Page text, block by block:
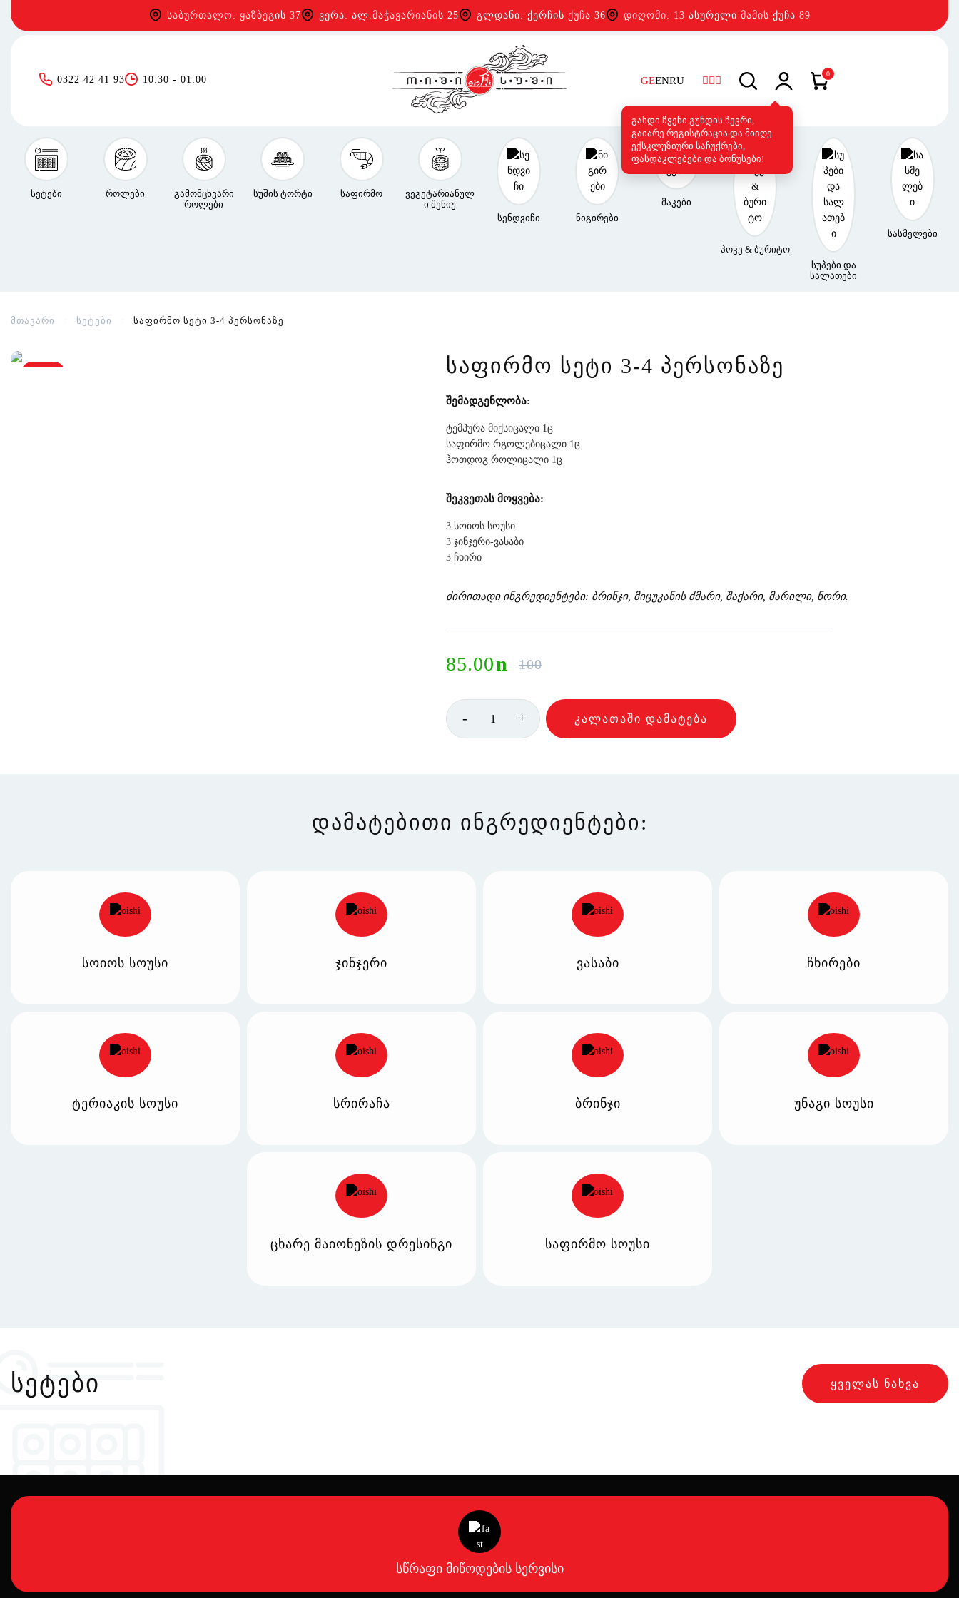
საბურთალო: ყაზბეგის 37 ვერა: ალ.მაჭავარიანის 25 გლდანი: ქერჩის ქუჩა 36 დიღომი: 13 ასურელი მამის ქუჩა 89
0322 42 41 93 10:30 - 01:00 GEENRU
გახდი ჩვენი გუნდის წევრი,
გაიარე რეგისტრაცია და მიიღე
ექსკლუზიური საჩუქრები,
ფასდაკლებები და ბონუსები!
0
სეტები როლები
გამომცხვარი
როლები
სუშის ტორტი საფირმო
ვეგეტარიანულ
ი მენიუ
სენდვიჩი
ნიგირები
მაკები
პოკე & ბურიტო
სუპები და
სალათები
სასმელები
მთავარი სეტები საფირმო სეტი 3-4 პერსონაზე
ᲡᲐᲤᲘᲠᲛᲝ ᲡᲔᲢᲘ 3-4 ᲞᲔᲠᲡᲝᲜᲐᲖᲔ
შემადგენლობა:
ტემპურა მიქსიცალი 1ც
საფირმო რგოლებიცალი 1ც
ჰოთდოგ როლიცალი 1ც
შეკვეთას მოყვება:
3 სოიოს სოუსი
3 ჯინჯერი-ვასაბი
3 ჩხირი
ძირითადი ინგრედიენტები: ბრინჯი, მიცუკანის ძმარი, შაქარი, მარილი, ნორი.
85.00n 100
- 1 + ᲙᲐᲚᲐᲗᲐᲨᲘ ᲓᲐᲛᲐᲢᲔᲑᲐ
ᲓᲐᲛᲐᲢᲔᲑᲘᲗᲘ ᲘᲜᲒᲠᲔᲓᲘᲔᲜᲢᲔᲑᲘ:
სოიოს სოუსი ჯინჯერი ვასაბი ჩხირები
ტერიაკის სოუსი სრირაჩა ბრინჯი უნაგი სოუსი
ცხარე მაიონეზის დრესინგი საფირმო სოუსი
ᲡᲔᲢᲔᲑᲘ ᲧᲕᲔᲚᲐᲡ ᲜᲐᲮᲕᲐ
სწრაფი მიწოდების სერვისი